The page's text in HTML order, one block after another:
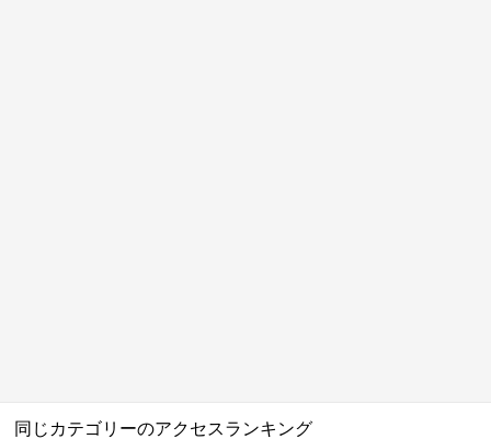
同じカテゴリーのアクセスランキング